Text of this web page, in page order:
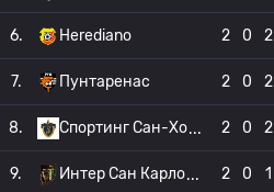
6. Herediano 2 0 2
7. Пунтаренас 2 0 2
8. Спортинг Сан-Хо 2 0 2
9. Интер Сан Карло 2 0 1